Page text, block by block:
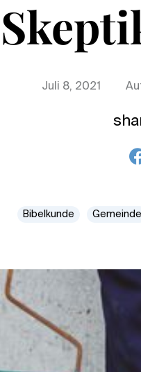
Juli 8, 2021
Bibelkunde Gemeinde